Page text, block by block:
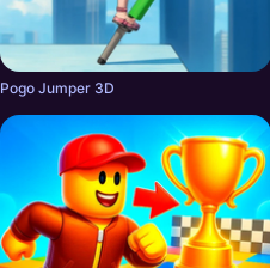
Pogo Jumper 3D